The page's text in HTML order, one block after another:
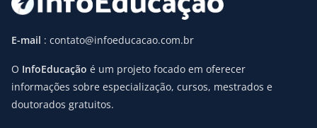
E-mail : contato@infoeducacao.com.br
O InfoEducação é um projeto focado em oferecer
informações sobre especialização, cursos, mestrados e
doutorados gratuitos.